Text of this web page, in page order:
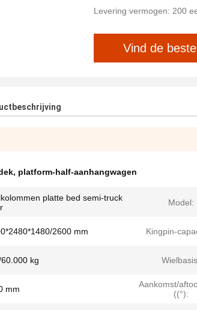
Levering vermogen: 200
Vind de
, platform-half-aanhangwagen
platte bed semi-truck
Model:
2600 mm Kingpin-
kg
mm
Aankomst/
((°):